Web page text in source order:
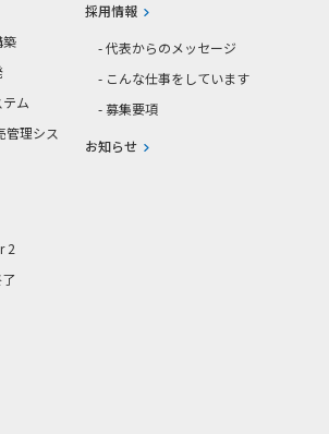
築
ム
管理シス
2
採用情報
- 代表からのメッセージ
- こんな仕事をしています
- 募集要項
お知らせ